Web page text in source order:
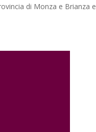
di Monza e